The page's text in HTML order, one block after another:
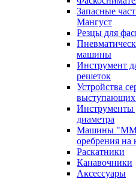
Запасные
Мангуст
Резцы для
машины
Инструмент
решеток
Устройства
выступающих
Инструменты
диаметра
Машины
оребрения на
Раскатники
Канавочники
Аксессуары